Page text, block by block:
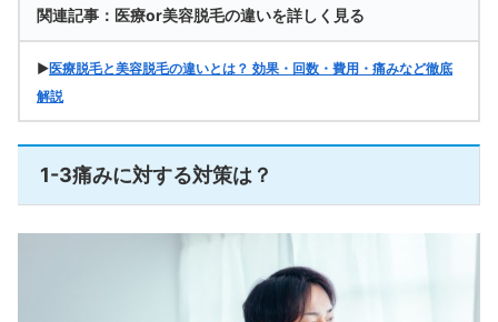
関連記事：医療or美容脱毛の違いを詳しく見る
▶医療脱毛と美容脱毛の違いとは？ 効果・回数・費用・痛みなど徹底
解説
1-3痛みに対する対策は？